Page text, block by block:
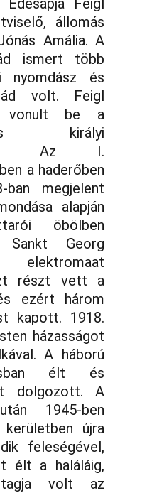
Édesapja Feigl
állomás
Amália. A
ismert több
nyomdász és
volt. Feigl
vonult be a
királyi
Az I.
a haderőben
ban megjelent
alapján
öbölben
Sankt Georg
részt vett a
ezért három
kapott. 1918.
házasságot
A háború
élt és
dolgozott. A
1945-ben
újra
feleségével,
élt a haláláig,
volt az